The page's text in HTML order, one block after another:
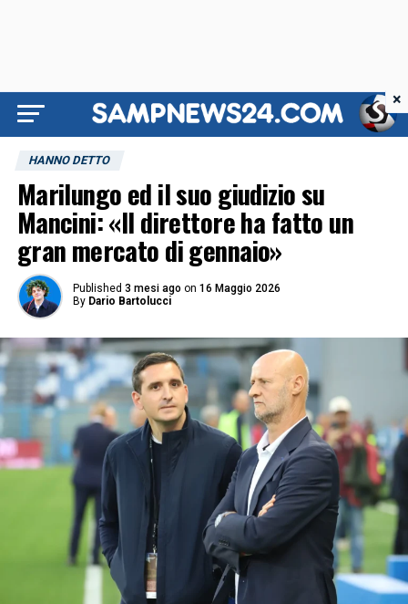
HANNO DETTO
Marilungo ed il suo giudizio su
Mancini: «Il direttore ha fatto un
gran mercato di gennaio»
Published 3 mesi ago on 16 Maggio 2026
By Dario Bartolucci
×